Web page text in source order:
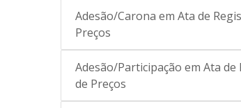
Adesão/Carona em Ata de
Preços
Adesão/Participação em Ata de
de Preços